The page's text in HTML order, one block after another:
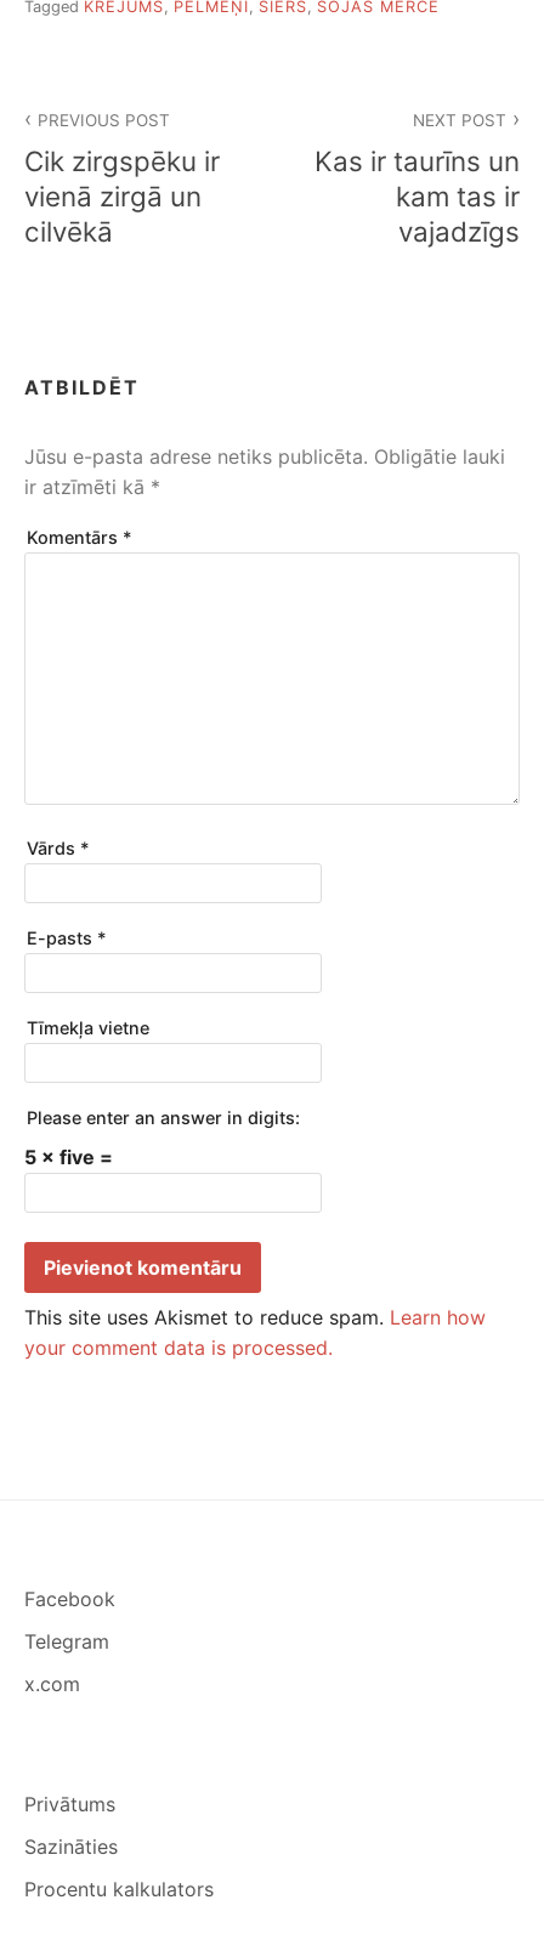
Tagged KRĒJUMS, PELMEŅI, SIERS, SOJAS MĒRCE
izvēlne
PREVIOUS POST
Cik zirgspēku ir
vienā zirgā un
cilvēkā
NEXT POST
Kas ir taurīns un
kam tas ir
vajadzīgs
ATBILDĒT
Jūsu e-pasta adrese netiks publicēta. Obligātie lauki
ir atzīmēti kā *
Komentārs *
Vārds *
E-pasts *
Tīmekļa vietne
Please enter an answer in digits:
5 × five =
This site uses Akismet to reduce spam. Learn how
your comment data is processed.
Facebook
Telegram
x.com
Privātums
Sazināties
Procentu kalkulators